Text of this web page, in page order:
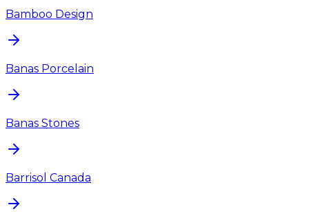
Bamboo Design
Banas Porcelain
Banas Stones
Barrisol Canada